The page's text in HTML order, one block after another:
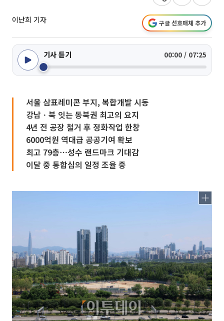
이난희 기자 구글 선호매체 추가
기사 듣기 00:00 / 07:25
서울 삼표레미콘 부지, 복합개발 시동
강남ㆍ북 잇는 동북권 최고의 요지
4년 전 공장 철거 후 정화작업 한창
6000억원 역대급 공공기여 확보
최고 79층⋯성수 랜드마크 기대감
이달 중 통합심의 일정 조율 중